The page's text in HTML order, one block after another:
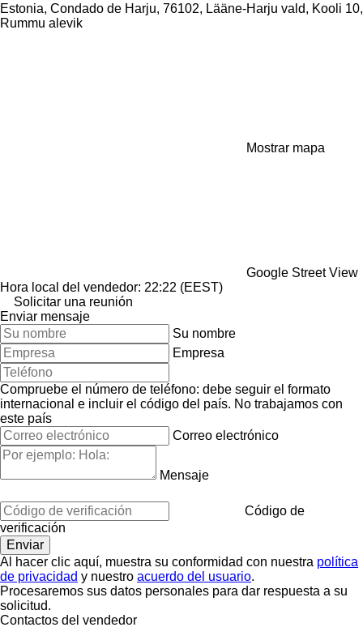
Estonia, Condado de Harju, 76102, Lääne-Harju vald, Kooli 10,
Rummu alevik
Mostrar mapa
Google Street View
Hora local del vendedor: 22:22 (EEST)
Solicitar una reunión
Enviar mensaje
Su nombre
Empresa
Compruebe el número de teléfono: debe seguir el formato
internacional e incluir el código del país. No trabajamos con
este país
Correo electrónico
Mensaje
Código de
verificación
Al hacer clic aquí, muestra su conformidad con nuestra política
de privacidad y nuestro acuerdo del usuario.
Procesaremos sus datos personales para dar respuesta a su
solicitud.
Contactos del vendedor